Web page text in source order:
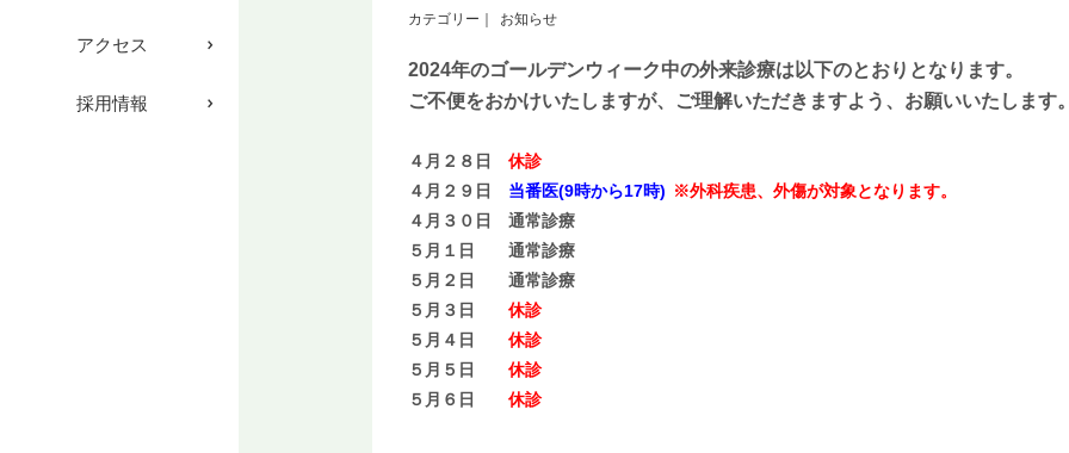
アクセス
採用情報
お知らせ
2024年のゴールデンウィーク中の外来診療は以下のとおりとなります。
ご不便をおかけいたしますが、ご理解いただきますよう、お願いいたします
４月２８日 休診
４月２９日 当番医(9時から17時) ※外科疾患、外傷が対象となります。
４月３０日 通常診療
５月１日 通常診療
５月２日 通常診療
５月３日 休診
５月４日 休診
５月５日 休診
５月６日 休診